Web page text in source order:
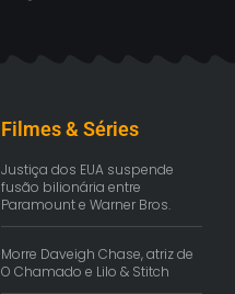
Filmes & Séries
Justiça dos EUA suspende
fusão bilionária entre
Paramount e Warner Bros.
Morre Daveigh Chase, atriz de
O Chamado e Lilo & Stitch